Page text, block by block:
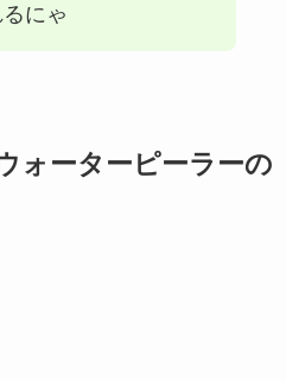
にゃ
ォーターピーラーの